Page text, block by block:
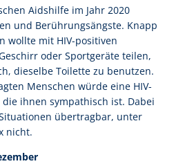
Aidshilfe im Jahr 2020
und Berührungsängste. Knapp
wollte mit HIV-positiven
oder Sportgeräte teilen,
dieselbe Toilette zu benutzen.
Menschen würde eine HIV-
die ihnen sympathisch ist. Dabei
übertragbar, unter
nicht.